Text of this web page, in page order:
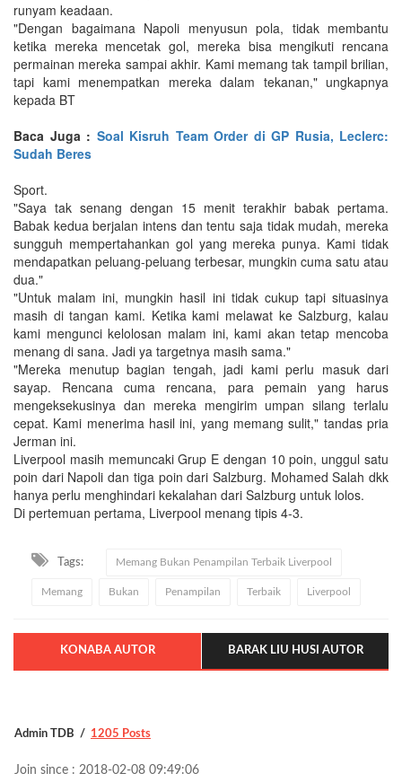
runyam keadaan.
"Dengan bagaimana Napoli menyusun pola, tidak membantu
ketika mereka mencetak gol, mereka bisa mengikuti rencana
permainan mereka sampai akhir. Kami memang tak tampil brilian,
tapi kami menempatkan mereka dalam tekanan," ungkapnya
kepada BT
Baca Juga : Soal Kisruh Team Order di GP Rusia, Leclerc:
Sudah Beres
Sport.
"Saya tak senang dengan 15 menit terakhir babak pertama.
Babak kedua berjalan intens dan tentu saja tidak mudah, mereka
sungguh mempertahankan gol yang mereka punya. Kami tidak
mendapatkan peluang-peluang terbesar, mungkin cuma satu atau
dua."
"Untuk malam ini, mungkin hasil ini tidak cukup tapi situasinya
masih di tangan kami. Ketika kami melawat ke Salzburg, kalau
kami mengunci kelolosan malam ini, kami akan tetap mencoba
menang di sana. Jadi ya targetnya masih sama."
"Mereka menutup bagian tengah, jadi kami perlu masuk dari
sayap. Rencana cuma rencana, para pemain yang harus
mengeksekusinya dan mereka mengirim umpan silang terlalu
cepat. Kami menerima hasil ini, yang memang sulit," tandas pria
Jerman ini.
Liverpool masih memuncaki Grup E dengan 10 poin, unggul satu
poin dari Napoli dan tiga poin dari Salzburg. Mohamed Salah dkk
hanya perlu menghindari kekalahan dari Salzburg untuk lolos.
Di pertemuan pertama, Liverpool menang tipis 4-3.
Tags: Memang Bukan Penampilan Terbaik Liverpool
Memang Bukan Penampilan Terbaik Liverpool
KONABA AUTOR BARAK LIU HUSI AUTOR
Admin TDB 1205 Posts
Join since : 2018-02-08 09:49:06